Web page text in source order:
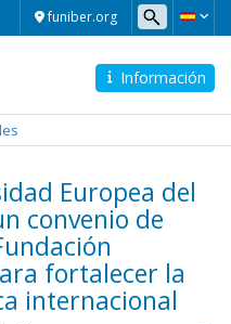
funiber.org
Información
Europea del
convenio de
fortalecer la
internacional